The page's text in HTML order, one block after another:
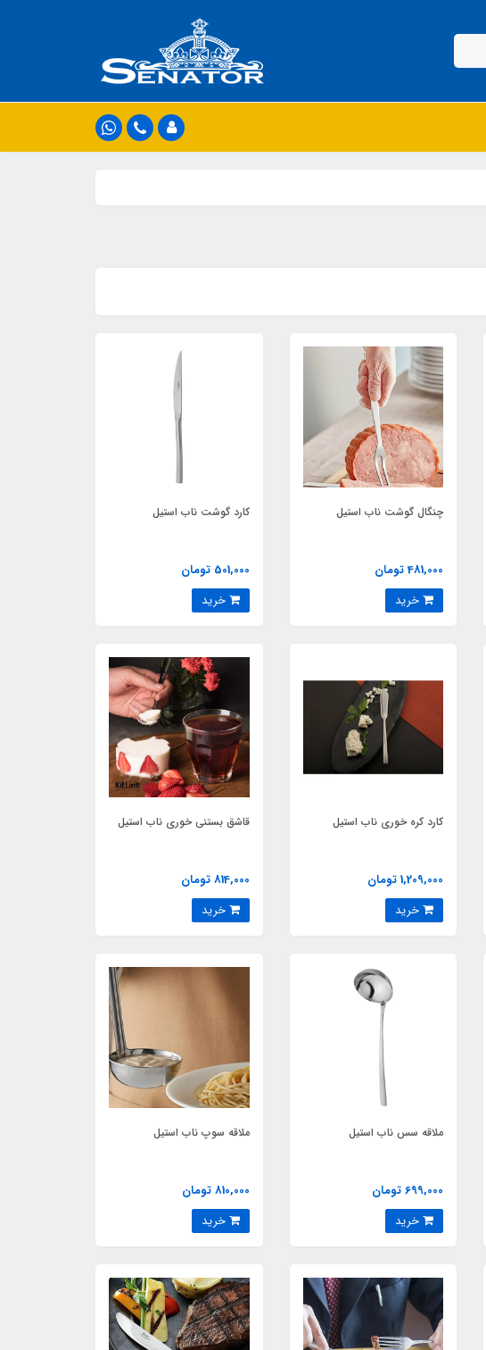
چنگال گوشت ناب استیل
481,000 تومان
کارد گوشت ناب استیل
501,000 تومان
خرید
کارد کره خوری ناب استیل
1,209,000 تومان
قاشق بستنی خوری ناب استیل
814,000 تومان
خرید
ملاقه سس ناب استیل
699,000 تومان
ملاقه سوپ ناب استیل
810,000 تومان
خرید